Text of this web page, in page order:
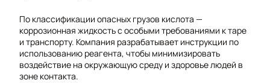
По классификации опасных грузов кислота —
коррозионная жидкость с особыми требованиями к таре
и транспорту. Компания разрабатывает инструкции по
использованию реагента, чтобы минимизировать
воздействие на окружающую среду и здоровье людей в
зоне контакта.